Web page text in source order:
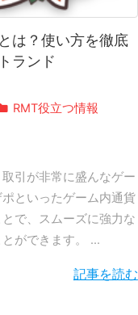
は？使い方を徹底
ランド
RMT役立つ情報
引が非常に盛んなゲー
といったゲーム内通貨
で、スムーズに強力な
ができます。 ...
記事を読む